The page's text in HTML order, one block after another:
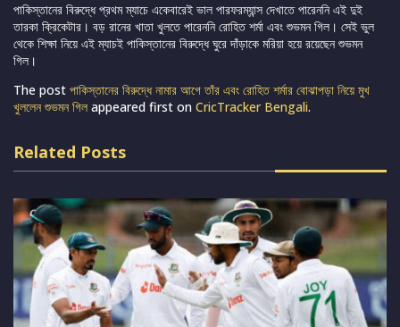
পাকিস্তানের বিরুদ্ধে প্রথম ম্যাচে একেবারেই ভাল পারফরম্যান্স দেখাতে পারেননি এই দুই
তারকা ক্রিকেটার। বড় রানের খাতা খুলতে পারেননি রোহিত শর্মা এবং শুভমন গিল। সেই ভুল
থেকে শিক্ষা নিয়ে এই ম্যাচই পাকিস্তানের বিরুদ্ধে ঘুরে দাঁড়াকে মরিয়া হয়ে রয়েছেন শুভমন
গিল।
The post পাকিস্তানের বিরুদ্ধে নামার আগে তাঁর এবং রোহিত শর্মার বোঝাপড়া নিয়ে মুখ
খুললেন শুভমন গিল appeared first on CricTracker Bengali.
Related Posts